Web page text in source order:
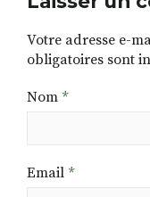
Votre adresse e-
obligatoires sont
Nom *
Email *